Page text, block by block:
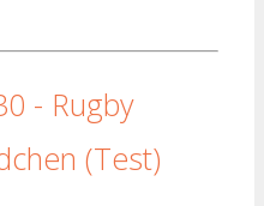
- Rugby
(Test)